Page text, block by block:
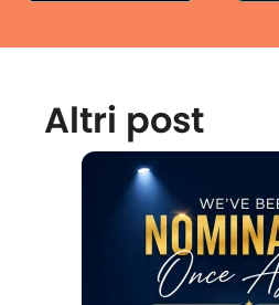
Altri post